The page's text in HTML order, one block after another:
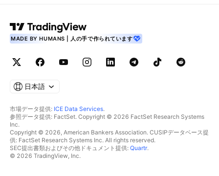
MADE BY HUMANS | 人の手で作られています
日本語
市場データ提供: ICE Data Services.
参照データ提供: FactSet. Copyright © 2026 FactSet Research Systems
Inc.
Copyright © 2026, American Bankers Association. CUSIPデータベース提
供: FactSet Research Systems Inc. All rights reserved.
SEC提出書類およびその他ドキュメント提供: Quartr.
© 2026 TradingView, Inc.